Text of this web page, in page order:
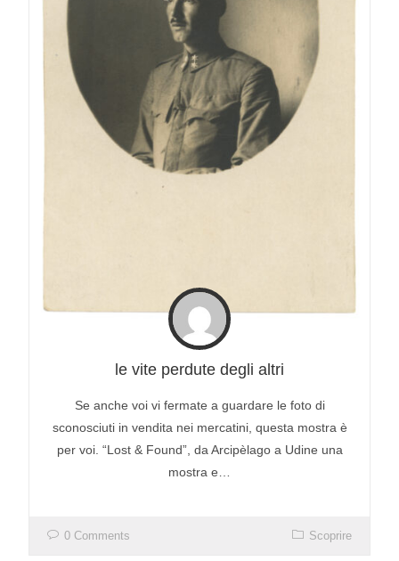
le vite perdute degli altri
Se anche voi vi fermate a guardare le foto di
sconosciuti in vendita nei mercatini, questa mostra è
per voi. “Lost & Found”, da Arcipèlago a Udine una
mostra e…
0 Comments Scoprire